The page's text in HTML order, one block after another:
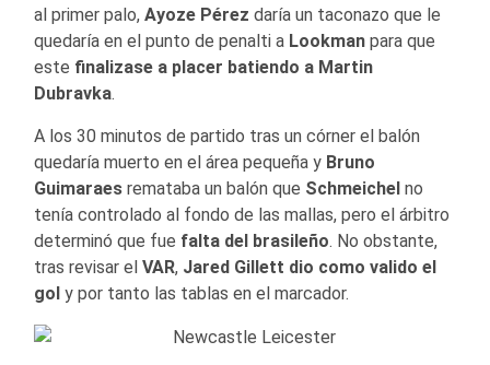
al primer palo, Ayoze Pérez daría un taconazo que le
quedaría en el punto de penalti a Lookman para que
este finalizase a placer batiendo a Martin
Dubravka.
A los 30 minutos de partido tras un córner el balón
quedaría muerto en el área pequeña y Bruno
Guimaraes remataba un balón que Schmeichel no
tenía controlado al fondo de las mallas, pero el árbitro
determinó que fue falta del brasileño. No obstante,
tras revisar el VAR, Jared Gillett dio como valido el
gol y por tanto las tablas en el marcador.